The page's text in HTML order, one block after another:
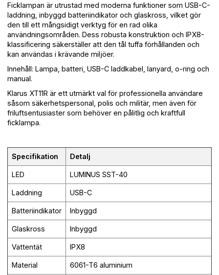
Ficklampan är utrustad med moderna funktioner som USB-C-
laddning, inbyggd batteriindikator och glaskross, vilket gör
den till ett mångsidigt verktyg för en rad olika
användningsområden. Dess robusta konstruktion och IPX8-
klassificering säkerställer att den tål tuffa förhållanden och
kan användas i krävande miljöer.
Innehåll: Lampa, batteri, USB-C laddkabel, lanyard, o-ring och
manual.
Klarus XT11R är ett utmärkt val för professionella användare
såsom säkerhetspersonal, polis och militär, men även för
friluftsentusiaster som behöver en pålitlig och kraftfull
ficklampa.
Specifikation Detalj
LED LUMINUS SST-40
Laddning USB-C
Batteriindikator Inbyggd
Glaskross Inbyggd
Vattentät IPX8
Material 6061-T6 aluminium